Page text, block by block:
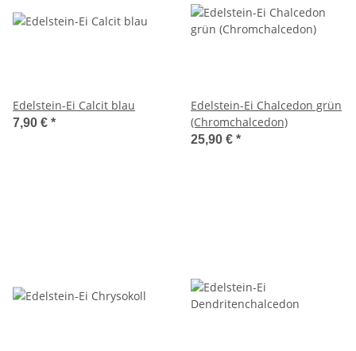
Edelstein-Ei Calcit blau
7,90 € *
Edelstein-Ei Chalcedon grün
(Chromchalcedon)
25,90 € *